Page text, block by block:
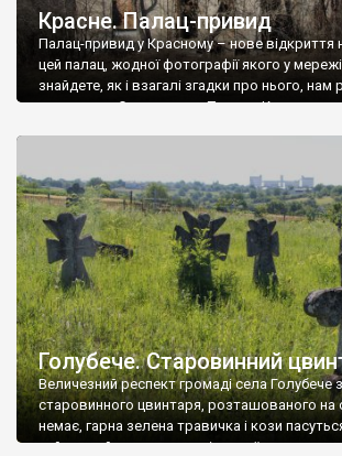
Красне. Палац-привид
Палац-привид у Красному – нове відкриття
цей палац, жодної фотографії якого у
знайдете, як і взагалі згадки про нього, нам
мешканець Самгородка. Палац у Красному
Голубече. Старовинний
Величезний респект громаді села Голубече
старовинного цвинтаря, розташованого на
немає, гарна зелена травичка і кози
найкращий регулятор шкідливої, для